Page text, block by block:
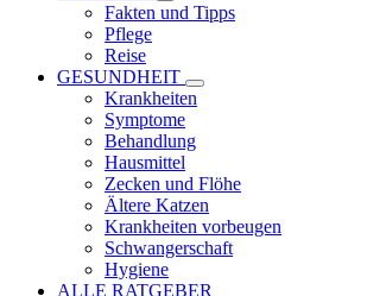
Fakten und Tipps
Pflege
Reise
GESUNDHEIT
Krankheiten
Symptome
Behandlung
Hausmittel
Zecken und Flöhe
Ältere Katzen
Krankheiten vorbeugen
Schwangerschaft
Hygiene
ALLE RATGEBER